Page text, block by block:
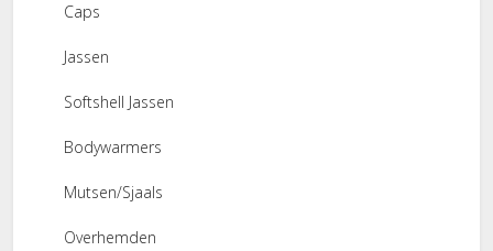
Caps
Jassen
Softshell Jassen
Bodywarmers
Mutsen/Sjaals
Overhemden